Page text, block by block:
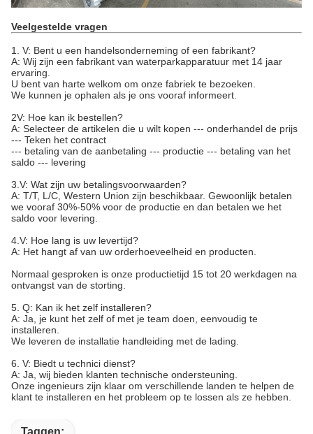
Veelgestelde vragen
1. V: Bent u een handelsonderneming of een fabrikant?
A: Wij zijn een fabrikant van waterparkapparatuur met 14 jaar
ervaring.
U bent van harte welkom om onze fabriek te bezoeken.
We kunnen je ophalen als je ons vooraf informeert.
2V: Hoe kan ik bestellen?
A: Selecteer de artikelen die u wilt kopen --- onderhandel de prijs
--- Teken het contract
--- betaling van de aanbetaling --- productie --- betaling van het
saldo --- levering
3.V: Wat zijn uw betalingsvoorwaarden?
A: T/T, L/C, Western Union zijn beschikbaar. Gewoonlijk betalen
we vooraf 30%-50% voor de productie en dan betalen we het
saldo voor levering.
4.V: Hoe lang is uw levertijd?
A: Het hangt af van uw orderhoeveelheid en producten.
Normaal gesproken is onze productietijd 15 tot 20 werkdagen na
ontvangst van de storting.
5. Q: Kan ik het zelf installeren?
A: Ja, je kunt het zelf of met je team doen, eenvoudig te
installeren.
We leveren de installatie handleiding met de lading.
6. V: Biedt u technici dienst?
A: Ja, wij bieden klanten technische ondersteuning.
Onze ingenieurs zijn klaar om verschillende landen te helpen de
klant te installeren en het probleem op te lossen als ze hebben.
Taggen: